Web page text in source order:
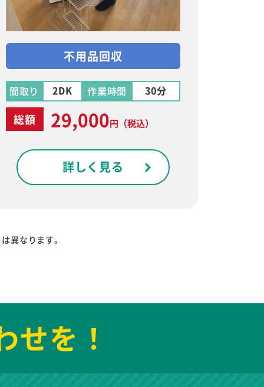
不用品回収
間取り 2DK 作業時間 30分
総額 29,000円 （税込）
詳しく見る
異なります。
せを！